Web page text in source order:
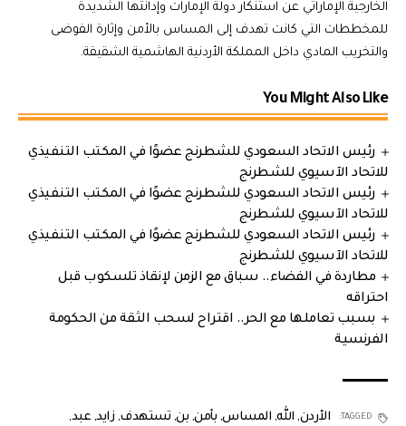
الخارجية الإماراتي عن استنكار دولة الإمارات وإدانتها الشديدة
للمخططات التي كانت تهدف إلى المساس بالأمن وإثارة الفوضى
والتخريب المادي داخل المملكة الأردنية الهاشمية الشقيقة.
You Might Also Like
رئيس الاتحاد السعودي للشطرنج عضوًا في المكتب التنفيذي
للاتحاد الآسيوي للشطرنج
رئيس الاتحاد السعودي للشطرنج عضوًا في المكتب التنفيذي
للاتحاد الآسيوي للشطرنج
رئيس الاتحاد السعودي للشطرنج عضوًا في المكتب التنفيذي
للاتحاد الآسيوي للشطرنج
مطاردة في الفضاء.. سباق مع الزمن لإنقاذ تلسكوب قبل
احتراقه
بسبب تعاملها مع الحر.. اقتراح لسحب الثقة من الحكومة
الفرنسية
TAGGED: الأردن, الله, المساس, بأمن, بن, تستهدف, زايد, عبد,